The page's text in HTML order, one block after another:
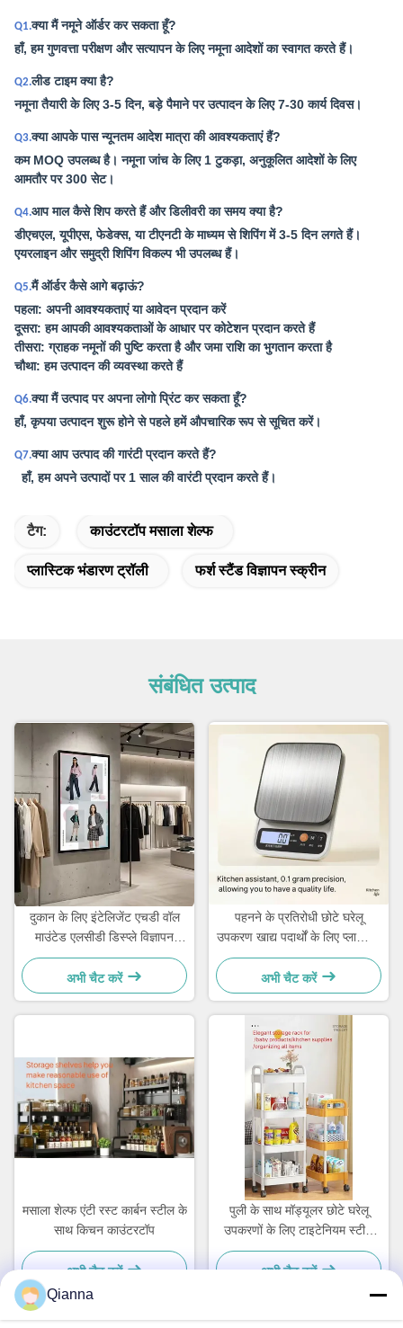
Q1.क्या मैं नमूने ऑर्डर कर सकता हूँ?
हाँ, हम गुणवत्ता परीक्षण और सत्यापन के लिए नमूना आदेशों का स्वागत करते हैं।
Q2.लीड टाइम क्या है?
नमूना तैयारी के लिए 3-5 दिन, बड़े पैमाने पर उत्पादन के लिए 7-30 कार्य दिवस।
Q3.क्या आपके पास न्यूनतम आदेश मात्रा की आवश्यकताएं हैं?
कम MOQ उपलब्ध है। नमूना जांच के लिए 1 टुकड़ा, अनुकूलित आदेशों के लिए
आमतौर पर 300 सेट।
Q4.आप माल कैसे शिप करते हैं और डिलीवरी का समय क्या है?
डीएचएल, यूपीएस, फेडेक्स, या टीएनटी के माध्यम से शिपिंग में 3-5 दिन लगते हैं।
एयरलाइन और समुद्री शिपिंग विकल्प भी उपलब्ध हैं।
Q5.मैं ऑर्डर कैसे आगे बढ़ाऊं?
पहला: अपनी आवश्यकताएं या आवेदन प्रदान करें
दूसरा: हम आपकी आवश्यकताओं के आधार पर कोटेशन प्रदान करते हैं
तीसरा: ग्राहक नमूनों की पुष्टि करता है और जमा राशि का भुगतान करता है
चौथा: हम उत्पादन की व्यवस्था करते हैं
Q6.क्या मैं उत्पाद पर अपना लोगो प्रिंट कर सकता हूँ?
हाँ, कृपया उत्पादन शुरू होने से पहले हमें औपचारिक रूप से सूचित करें।
Q7.क्या आप उत्पाद की गारंटी प्रदान करते हैं?
हाँ, हम अपने उत्पादों पर 1 साल की वारंटी प्रदान करते हैं।
टैग: काउंटरटॉप मसाला शेल्फ
प्लास्टिक भंडारण ट्रॉली फर्श स्टैंड विज्ञापन स्क्रीन
संबंधित उत्पाद
दुकान के लिए इंटेलिजेंट एचडी वॉल
माउंटेड एलसीडी डिस्प्ले विज्ञापन
स्क्रीन
अभी चैट करें
पहनने के प्रतिरोधी छोटे घरेलू
उपकरण खाद्य पदार्थों के लिए प्लास्टिक
रसोई पैमाने
अभी चैट करें
मसाला शेल्फ एंटी रस्ट कार्बन स्टील के
साथ किचन काउंटरटॉप
अभी चैट करें
पुली के साथ मॉड्यूलर छोटे घरेलू
उपकरणों के लिए टाइटेनियम स्टील
प्लास्टिक स्टोरेज ट्रॉली कार्ट
अभी चैट करें
Qianna